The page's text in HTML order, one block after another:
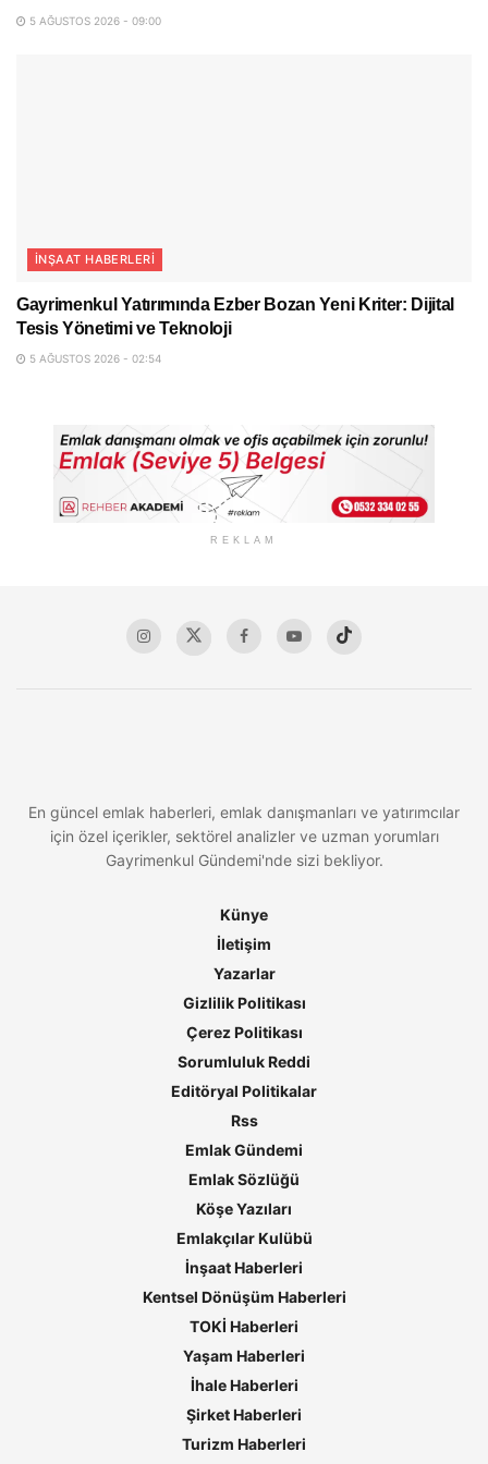
5 AĞUSTOS 2026 - 09:00
İNŞAAT HABERLERI
Gayrimenkul Yatırımında Ezber Bozan Yeni Kriter: Dijital
Tesis Yönetimi ve Teknoloji
5 AĞUSTOS 2026 - 02:54
REKLAM
En güncel emlak haberleri, emlak danışmanları ve yatırımcılar
için özel içerikler, sektörel analizler ve uzman yorumları
Gayrimenkul Gündemi'nde sizi bekliyor.
Künye
İletişim
Yazarlar
Gizlilik Politikası
Çerez Politikası
Sorumluluk Reddi
Editöryal Politikalar
Rss
Emlak Gündemi
Emlak Sözlüğü
Köşe Yazıları
Emlakçılar Kulübü
İnşaat Haberleri
Kentsel Dönüşüm Haberleri
TOKİ Haberleri
Yaşam Haberleri
İhale Haberleri
Şirket Haberleri
Turizm Haberleri